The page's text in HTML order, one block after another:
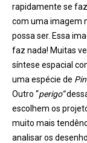
rapidamente se
com uma imagem
possa ser. Essa
faz nada! Muitas
síntese espacial
uma espécie de
Outro “perigo”
escolhem os
muito mais
analisar os